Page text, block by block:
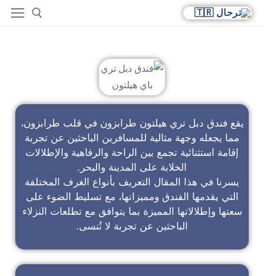
يقع فندق دبل تري هيلتون طرابزون في قلب طرابزون،
مما يجعله وجهة مثالية للمسافرين الباحثين عن تجربة
إقامة استثنائية تجمع بين الراحة والرفاهية والإطلالات
الخلابة على المدينة والبحر.
يسرنا في هذا المقال التعريف بأنواع الغرف المختلفة
التي يقدمها الفندق ومميزاتها، مع تسليط الضوء على
سعتها وإطلالاتها المميزة بما يتوافق مع تطلعات النزلاء
الباحثين عن تجربة لا تُنسى.